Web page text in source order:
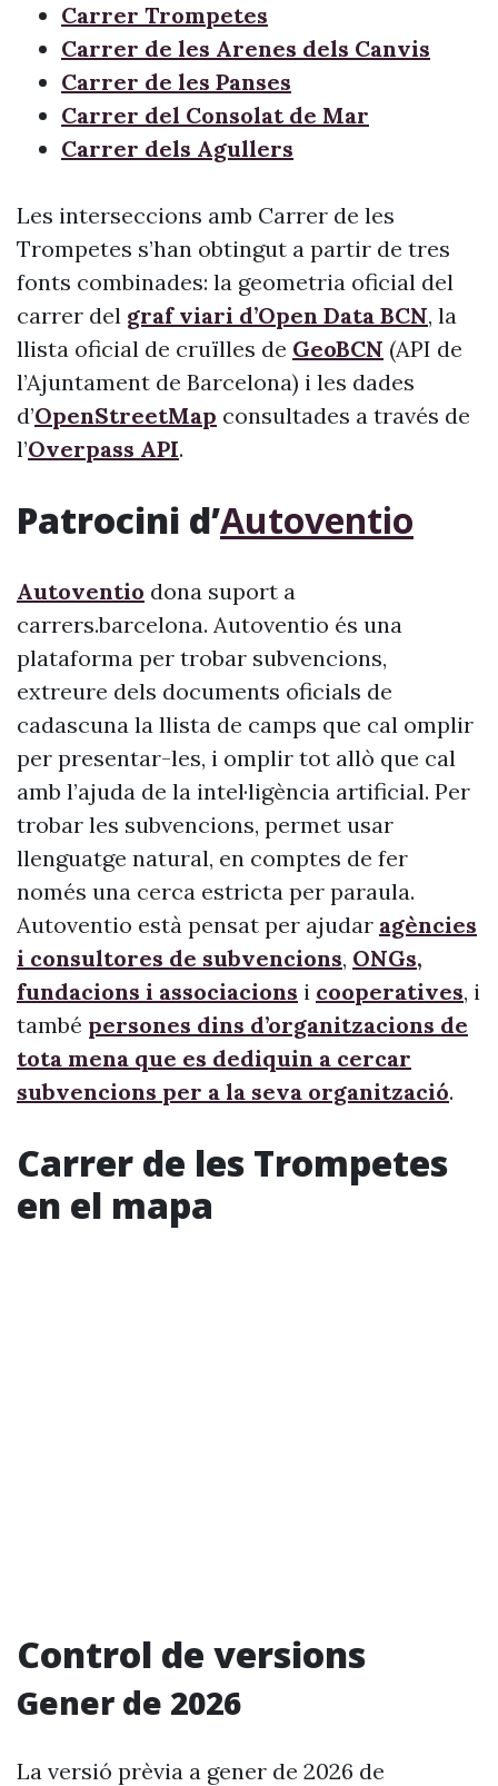
Carrer Trompetes
Carrer de les Arenes dels Canvis
Carrer de les Panses
Carrer del Consolat de Mar
Carrer dels Agullers
Les interseccions amb Carrer de les
Trompetes s’han obtingut a partir de tres
fonts combinades: la geometria oficial del
carrer del graf viari d’Open Data BCN, la
llista oficial de cruïlles de GeoBCN (API de
l’Ajuntament de Barcelona) i les dades
d’OpenStreetMap consultades a través de
l’Overpass API.
Patrocini d’Autoventio
Autoventio dona suport a
carrers.barcelona. Autoventio és una
plataforma per trobar subvencions,
extreure dels documents oficials de
cadascuna la llista de camps que cal omplir
per presentar-les, i omplir tot allò que cal
amb l’ajuda de la intel·ligència artificial. Per
trobar les subvencions, permet usar
llenguatge natural, en comptes de fer
només una cerca estricta per paraula.
Autoventio està pensat per ajudar agències
i consultores de subvencions, ONGs,
fundacions i associacions i cooperatives, i
també persones dins d’organitzacions de
tota mena que es dediquin a cercar
subvencions per a la seva organització.
Carrer de les Trompetes
en el mapa
Control de versions
Gener de 2026
La versió prèvia a gener de 2026 de